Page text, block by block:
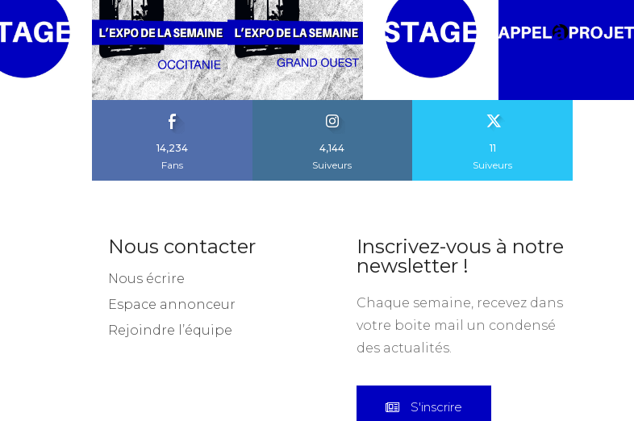
14,234
11
Nous contacter
Inscrivez-vous à notre
Chaque semaine, recevez dans